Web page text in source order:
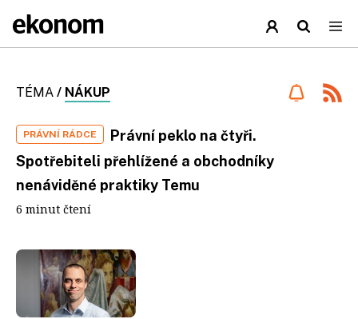
TÉMA / NÁKUP
PRÁVNÍ RÁDCE
Právní peklo na čtyři.
Spotřebiteli přehlížené a obchodníky
nenáviděné praktiky Temu
6 minut čtení